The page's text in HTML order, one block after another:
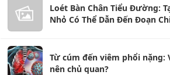
Loét Bàn Chân Tiểu Đường:
Nhỏ Có Thể Dẫn Đến Đoạn
Từ cúm đến viêm phổi nặng:
nên chủ quan?